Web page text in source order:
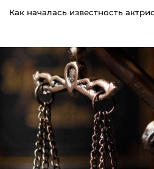
Как началась известность